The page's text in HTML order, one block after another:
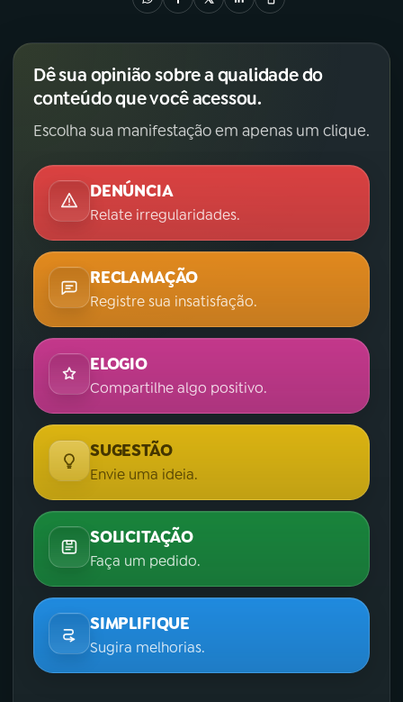
Dê sua opinião sobre a qualidade do
conteúdo que você acessou.
Escolha sua manifestação em apenas um clique.
DENÚNCIA
Relate irregularidades.
RECLAMAÇÃO
Registre sua insatisfação.
ELOGIO
Compartilhe algo positivo.
SUGESTÃO
Envie uma ideia.
SOLICITAÇÃO
Faça um pedido.
SIMPLIFIQUE
Sugira melhorias.